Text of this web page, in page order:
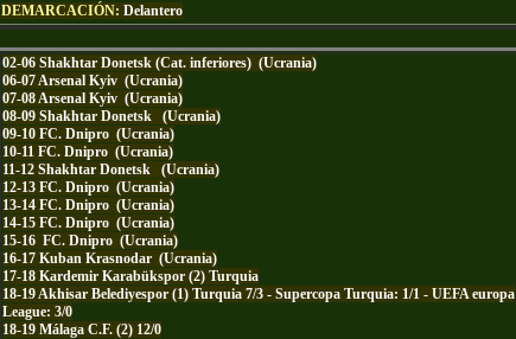
DEMARCACIÓN: Delantero
02-06 Shakhtar Donetsk (Cat. inferiores) (Ucrania)
06-07 Arsenal Kyiv (Ucrania)
07-08 Arsenal Kyiv (Ucrania)
08-09 Shakhtar Donetsk (Ucrania)
09-10 FC. Dnipro (Ucrania)
10-11 FC. Dnipro (Ucrania)
11-12 Shakhtar Donetsk (Ucrania)
12-13 FC. Dnipro (Ucrania)
13-14 FC. Dnipro (Ucrania)
14-15 FC. Dnipro (Ucrania)
15-16 FC. Dnipro (Ucrania)
16-17 Kuban Krasnodar (Ucrania)
17-18 Kardemir Karabükspor (2) Turquia
18-19 Akhisar Belediyespor (1) Turquia 7/3 - Supercopa Turquia: 1/1 - UEFA europa
League: 3/0
18-19 Málaga C.F. (2) 12/0